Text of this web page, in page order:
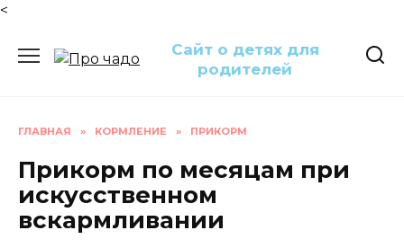
<
Сайт о детях для
родителей
ГЛАВНАЯ » КОРМЛЕНИЕ » ПРИКОРМ
Прикорм по месяцам при
искусственном
вскармливании